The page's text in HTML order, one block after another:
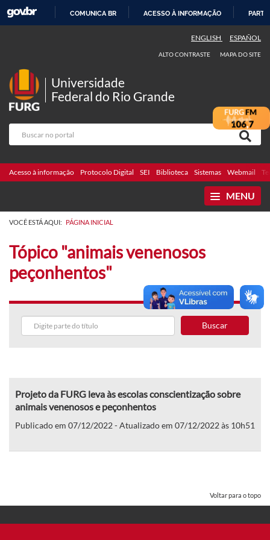
COMUNICA BR ACESSO À INFORMAÇÃO
ENGLISH ESPAÑOL
ALTO CONTRASTE MAPA DO SITE
Universidade
Federal do Rio Grande
Acesso à informação Protocolo Digital SEI Biblioteca Sistemas Webmail
MENU
VOCÊ ESTÁ AQUI: PÁGINA INICIAL
Tópico "animais venenosos
peçonhentos"
Buscar
Projeto da FURG leva às escolas conscientização sobre
animais venenosos e peçonhentos
Publicado em 07/12/2022 - Atualizado em 07/12/2022 às 10h51
Voltar para o topo